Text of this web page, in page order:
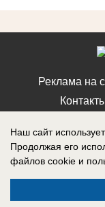
Реклама на
службой по
массовых
Наш сайт использует
Продолжая его
файлов cookie и